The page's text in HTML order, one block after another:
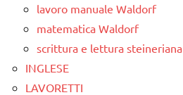
lavoro manuale Waldorf
matematica Waldorf
scrittura e lettura steineriana
INGLESE
LAVORETTI